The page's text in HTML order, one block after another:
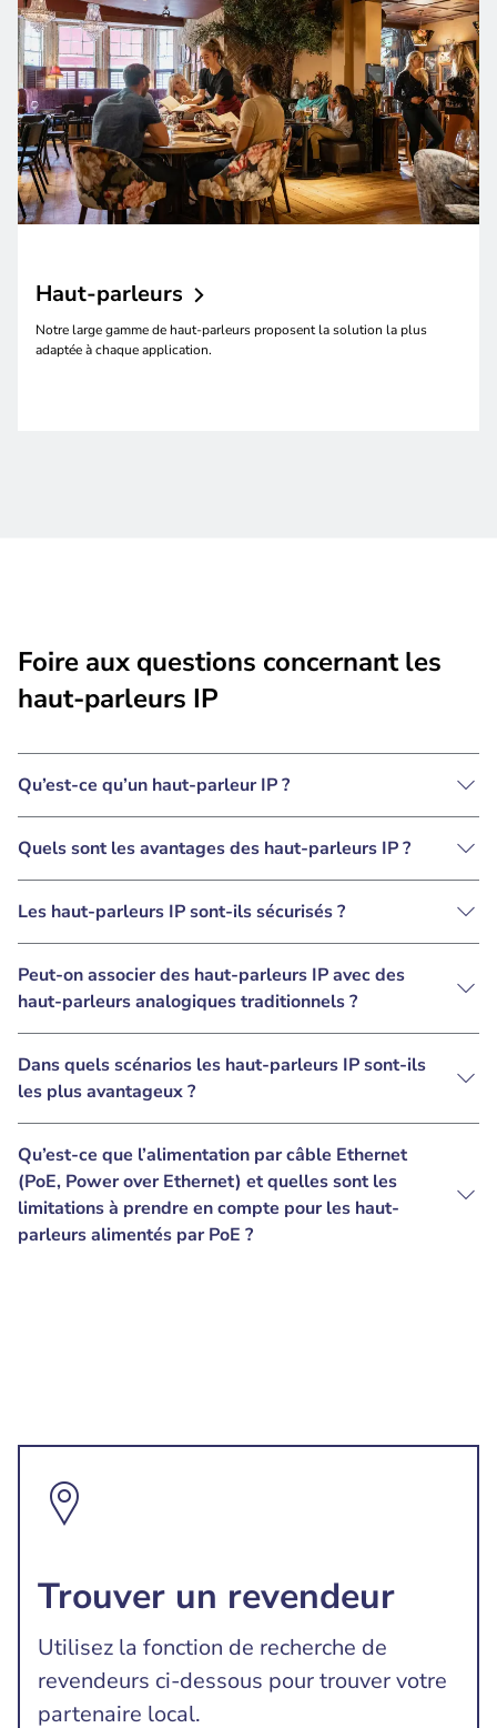
Haut-parleurs
Notre large gamme de haut-parleurs proposent la solution la plus
adaptée à chaque application.
Foire aux questions concernant les
haut-parleurs IP
Qu’est-ce qu’un haut-parleur IP ?
Quels sont les avantages des haut-parleurs IP ?
Les haut-parleurs IP sont-ils sécurisés ?
Peut-on associer des haut-parleurs IP avec des
haut-parleurs analogiques traditionnels ?
Dans quels scénarios les haut-parleurs IP sont-ils
les plus avantageux ?
Qu’est-ce que l’alimentation par câble Ethernet
(PoE, Power over Ethernet) et quelles sont les
limitations à prendre en compte pour les haut-
parleurs alimentés par PoE ?
Trouver un revendeur
Utilisez la fonction de recherche de
revendeurs ci-dessous pour trouver votre
partenaire local.